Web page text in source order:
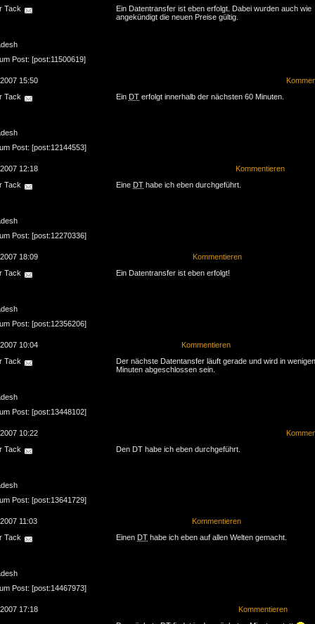
Tack
Post: [post:11500619]
Ein Datentransfer ist eben erfolgt. Dabei wurden auch wie
angekündigt die neuen Preise gültig.
15:50
Tack
Post: [post:12144553]
Ein DT erfolgt innerhalb der nächsten 60 Minuten.
12:18
Kommentieren
Tack
Post: [post:12270336]
Eine DT habe ich eben durchgeführt.
18:09
Kommentieren
Tack
Post: [post:12356206]
Ein Datentransfer ist eben erfolgt!
10:04
Kommentieren
Tack
Post: [post:13448102]
Der nächste Datentansfer läuft gerade und wird in wenigen
Minuten abgeschlossen sein.
10:22
Tack
Post: [post:13641729]
Den DT habe ich eben durchgeführt.
11:03
Kommentieren
Tack
Post: [post:14467973]
Einen DT habe ich eben auf allen Welten gemacht.
17:18
Kommentieren